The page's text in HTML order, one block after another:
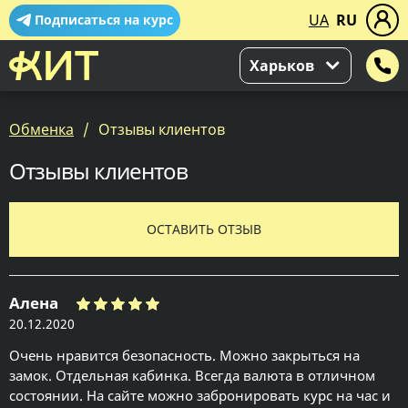
Подписаться на курс UA RU
Харьков
Обменка Отзывы клиентов
Отзывы клиентов
ОСТАВИТЬ ОТЗЫВ
Алена
20.12.2020
Очень нравится безопасность. Можно закрыться на
замок. Отдельная кабинка. Всегда валюта в отличном
состоянии. На сайте можно забронировать курс на час и